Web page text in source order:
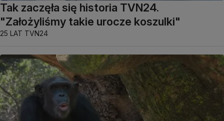
Tak zaczęła się historia TVN24.
"Założyliśmy takie urocze koszulki"
25 LAT TVN24